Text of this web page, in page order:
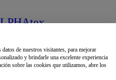
DOS
de nuestros visitantes, para mejorar
y brindarle una excelente experiencia
sobre las cookies que utilizamos, abre los